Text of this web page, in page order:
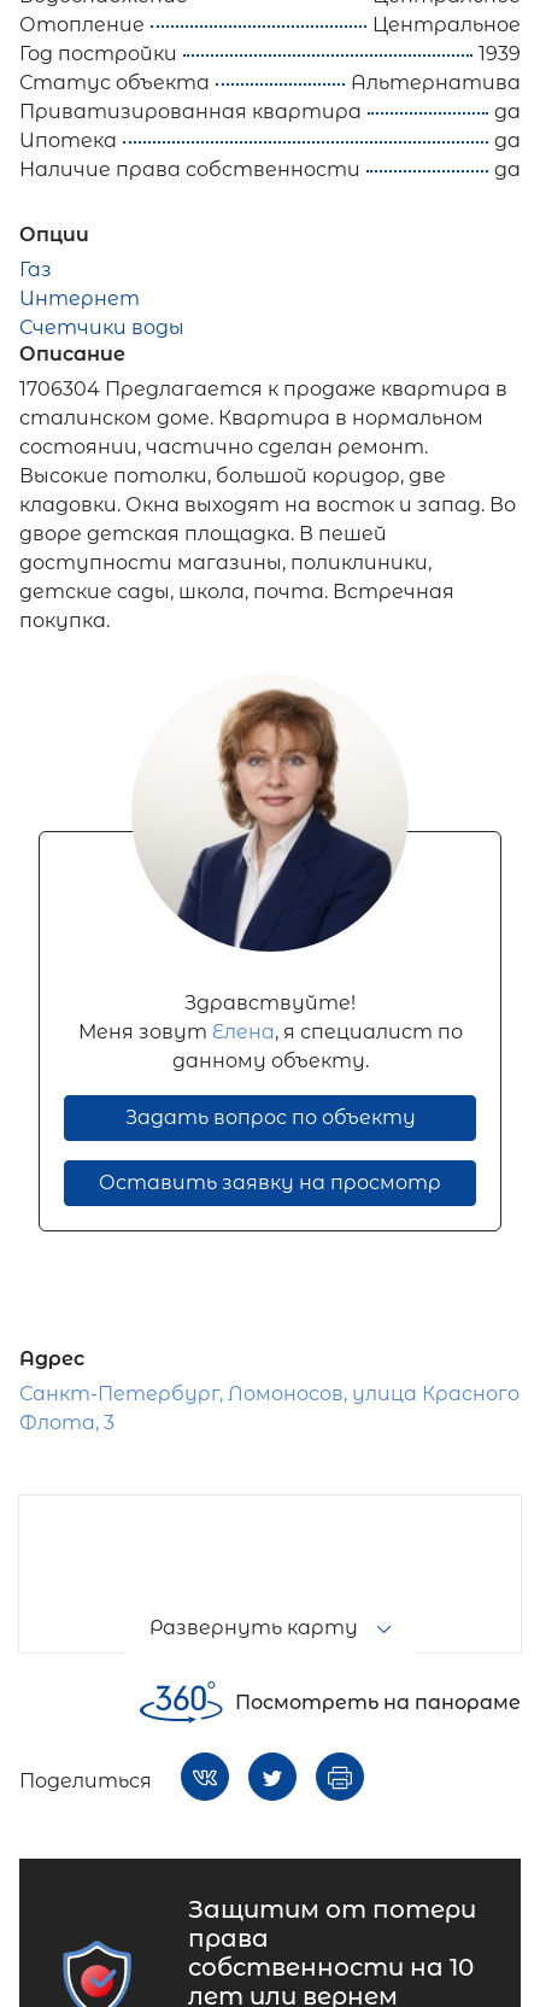
Отопление
Центральное
Год постройки
1939
Статус объекта
Альтернатива
Приватизированная квартира
да
Ипотека
да
Наличие права собственности
да
Опции
Газ
Интернет
Счетчики воды
Описание
1706304 Предлагается к продаже квартира в
сталинском доме. Квартира в нормальном
состоянии, частично сделан ремонт.
Высокие потолки, большой коридор, две
кладовки. Окна выходят на восток и запад. Во
дворе детская площадка. В пешей
доступности магазины, поликлиники,
детские сады, школа, почта. Встречная
покупка.
Здравствуйте!
Меня зовут Елена, я специалист по
данному объекту.
Задать вопрос по объекту
Оставить заявку на просмотр
Адрес
Санкт-Петербург, Ломоносов, улица Красного
Флота, 3
Развернуть карту
Посмотреть на панораме
Поделиться
Защитим от потери
права
собственности на 10
лет или вернем